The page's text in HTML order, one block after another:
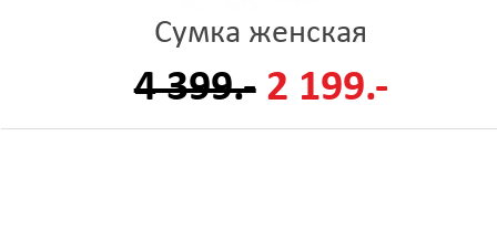
Сумка женская
4 399.- 2 199.-